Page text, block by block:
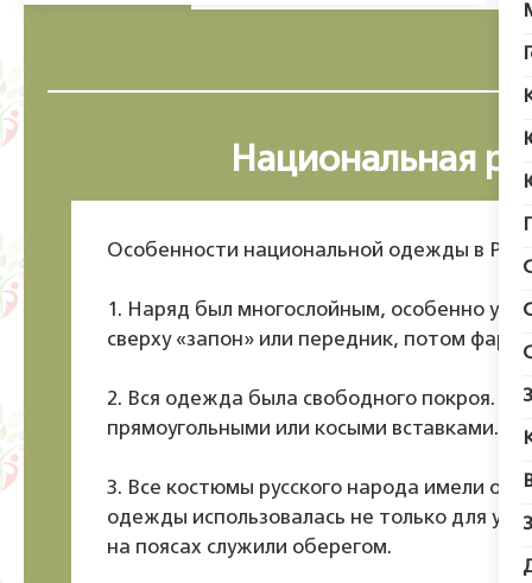
Национальная
Особенности национальной одежды в
1. Наряд был многослойным, особенно у
сверху «запон» или передник, потом
2. Вся одежда была свободного покроя.
прямоугольными или косыми вставками.
3. Все костюмы русского народа имели
одежды использовалась не только для
на поясах служили оберегом.